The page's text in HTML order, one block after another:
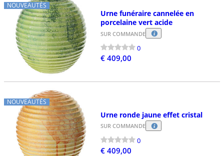
NOUVEAUTÉS
Urne funéraire cannelée en
porcelaine vert acide
SUR COMMANDE
0
€ 409,00
NOUVEAUTÉS
Urne ronde jaune effet cristal
SUR COMMANDE
0
€ 409,00